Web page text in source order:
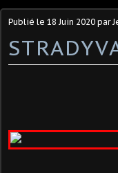
Publié le 18 Juin 2020 par